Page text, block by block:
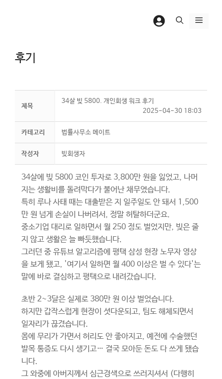
메
후기
제목
34살 빚 5800. 개인회생 워크 후기
2025-04-30 18:03
카테고리 법률사무소 메이트
작성자 빚회생자
34살에 빚 5800 코인 투자로 3,800만 원을 잃었고, 나머
지는 생활비를 돌려막다가 불어난 채무였습니다.
특히 루나 사태 때는 대출받은 지 일주일도 안 돼서 1,500
만 원 넘게 손실이 나버려서, 정말 허탈하더군요.
중소기업 대리로 일하면서 월 250 정도 벌었지만, 빚은 줄
지 않고 생활은 늘 빠듯했습니다.
그러던 중 유튜브 알고리즘에 평택 삼성 현장 노무자 영상
을 보게 됐고, '여기서 일하면 월 400 이상은 벌 수 있다'는
말에 바로 결심하고 평택으로 내려갔습니다.
초반 2~3달은 실제로 380만 원 이상 벌었습니다.
하지만 갑작스럽게 현장이 셧다운되고, 팀도 해체되면서
일자리가 끊겼습니다.
몸에 무리가 가면서 허리도 안 좋아지고, 예전에 수술했던
발목 통증도 다시 생기고… 결국 모아둔 돈도 다 쓰게 됐습
니다.
그 와중에 아버지께서 심근경색으로 쓰러지셔서 (다행히